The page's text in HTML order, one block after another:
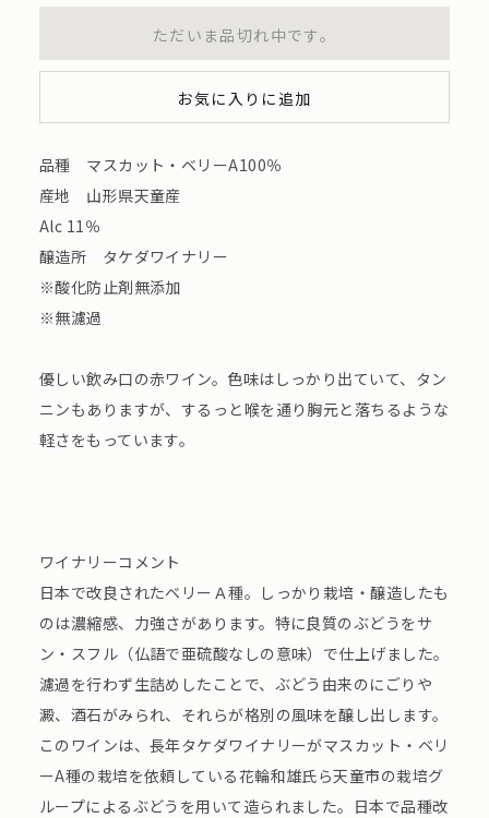
ただいま品切れ中です。
お気に入りに追加
品種 マスカット・ベリーA100％
産地 山形県天童産
Alc 11％
醸造所 タケダワイナリー
※酸化防止剤無添加
※無濾過
優しい飲み口の赤ワイン。色味はしっかり出ていて、タン
ニンもありますが、するっと喉を通り胸元と落ちるような
軽さをもっています。
ワイナリーコメント
日本で改良されたベリーＡ種。しっかり栽培・醸造したも
のは濃縮感、力強さがあります。特に良質のぶどうをサ
ン・スフル（仏語で亜硫酸なしの意味）で仕上げました。
濾過を行わず生詰めしたことで、ぶどう由来のにごりや
澱、酒石がみられ、それらが格別の風味を醸し出します。
このワインは、長年タケダワイナリーがマスカット・ベリ
ーA種の栽培を依頼している花輪和雄氏ら天童市の栽培グ
ループによるぶどうを用いて造られました。日本で品種改